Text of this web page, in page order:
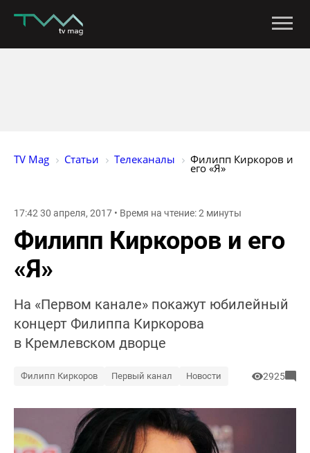
TV Mag Статьи Телеканалы Филипп Киркоров и
его «Я»
17:42 30 апреля, 2017 • Время на чтение: 2 минуты
Филипп Киркоров и его
«Я»
На «Первом канале» покажут юбилейный
концерт Филиппа Киркорова
в Кремлевском дворце
Филипп Киркоров Первый канал Новости 2925